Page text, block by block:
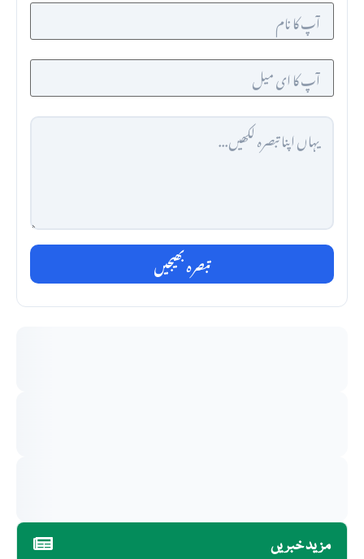
مزید خبریں
تبصرہ بھیجیں